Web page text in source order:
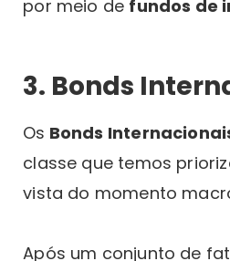
por meio de fundos de
3. Bonds
Os Bonds
classe que temos
vista do momento
Após um conjunto de